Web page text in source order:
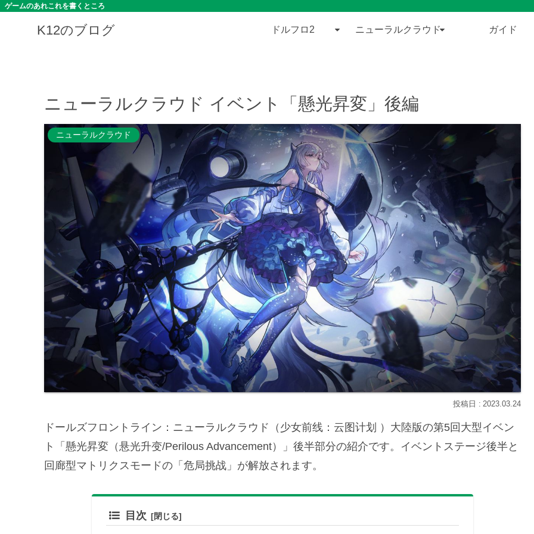
ゲームのあれこれを書くところ
K12のブログ ドルフロ2 ニューラルクラウド ガイド
ニューラルクラウド イベント「懸光昇変」後編
ニューラルクラウド
2023.03.24
ドールズフロントライン：ニューラルクラウド（少女前线：云图计划 ）大陸版の第5回大型イベン
ト「懸光昇変（悬光升变/Perilous Advancement）」後半部分の紹介です。イベントステージ後半と
回廊型マトリクスモードの「危局挑战」が解放されます。
目次